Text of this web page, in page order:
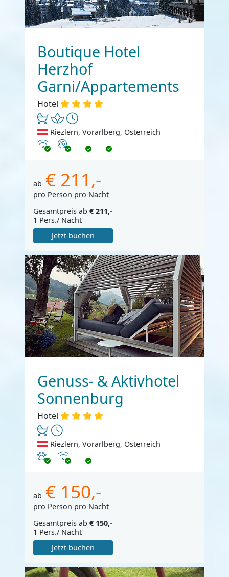
Boutique Hotel
Herzhof
Garni/Appartements
Hotel
Riezlern, Vorarlberg, Österreich
InternetNichtraucher
ab € 211,-
pro Person pro Nacht
Gesamtpreis ab € 211,-
1 Pers./ Nacht
Jetzt buchen
Genuss- & Aktivhotel
Sonnenburg
Hotel
Riezlern, Vorarlberg, Österreich
Haustiere erlaubt
Internet
ab € 150,-
pro Person pro Nacht
Gesamtpreis ab € 150,-
1 Pers./ Nacht
Jetzt buchen